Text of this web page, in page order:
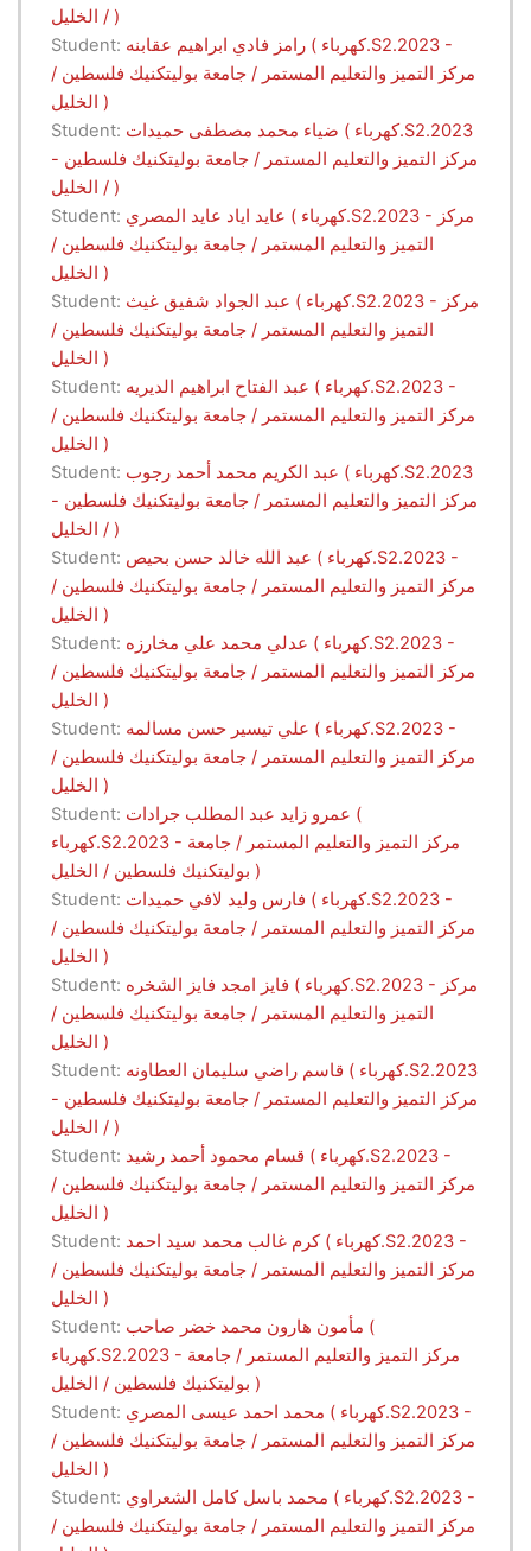
/ الخليل )
Student: رامز فادي ابراهيم عقابنه ( كهرباء.S2.2023 -
مركز التميز والتعليم المستمر / جامعة بوليتكنيك فلسطين /
الخليل )
Student: ضياء محمد مصطفى حميدات ( كهرباء.S2.2023
- مركز التميز والتعليم المستمر / جامعة بوليتكنيك فلسطين
/ الخليل )
Student: عايد اياد عايد المصري ( كهرباء.S2.2023 - مركز
التميز والتعليم المستمر / جامعة بوليتكنيك فلسطين /
الخليل )
Student: عبد الجواد شفيق غيث ( كهرباء.S2.2023 - مركز
التميز والتعليم المستمر / جامعة بوليتكنيك فلسطين /
الخليل )
Student: عبد الفتاح ابراهيم الديريه ( كهرباء.S2.2023 -
مركز التميز والتعليم المستمر / جامعة بوليتكنيك فلسطين /
الخليل )
Student: عبد الكريم محمد أحمد رجوب ( كهرباء.S2.2023
- مركز التميز والتعليم المستمر / جامعة بوليتكنيك فلسطين
/ الخليل )
Student: عبد الله خالد حسن بحيص ( كهرباء.S2.2023 -
مركز التميز والتعليم المستمر / جامعة بوليتكنيك فلسطين /
الخليل )
Student: عدلي محمد علي مخارزه ( كهرباء.S2.2023 -
مركز التميز والتعليم المستمر / جامعة بوليتكنيك فلسطين /
الخليل )
Student: علي تيسير حسن مسالمه ( كهرباء.S2.2023 -
مركز التميز والتعليم المستمر / جامعة بوليتكنيك فلسطين /
الخليل )
Student: عمرو زايد عبد المطلب جرادات (
كهرباء.S2.2023 - مركز التميز والتعليم المستمر / جامعة
بوليتكنيك فلسطين / الخليل )
Student: فارس وليد لافي حميدات ( كهرباء.S2.2023 -
مركز التميز والتعليم المستمر / جامعة بوليتكنيك فلسطين /
الخليل )
Student: فايز امجد فايز الشخره ( كهرباء.S2.2023 - مركز
التميز والتعليم المستمر / جامعة بوليتكنيك فلسطين /
الخليل )
Student: قاسم راضي سليمان العطاونه ( كهرباء.S2.2023
- مركز التميز والتعليم المستمر / جامعة بوليتكنيك فلسطين
/ الخليل )
Student: قسام محمود أحمد رشيد ( كهرباء.S2.2023 -
مركز التميز والتعليم المستمر / جامعة بوليتكنيك فلسطين /
الخليل )
Student: كرم غالب محمد سيد احمد ( كهرباء.S2.2023 -
مركز التميز والتعليم المستمر / جامعة بوليتكنيك فلسطين /
الخليل )
Student: مأمون هارون محمد خضر صاحب (
كهرباء.S2.2023 - مركز التميز والتعليم المستمر / جامعة
بوليتكنيك فلسطين / الخليل )
Student: محمد احمد عيسى المصري ( كهرباء.S2.2023 -
مركز التميز والتعليم المستمر / جامعة بوليتكنيك فلسطين /
الخليل )
Student: محمد باسل كامل الشعراوي ( كهرباء.S2.2023 -
مركز التميز والتعليم المستمر / جامعة بوليتكنيك فلسطين /